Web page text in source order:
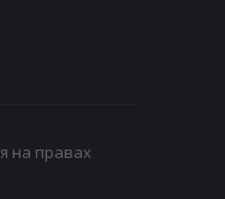
на правах